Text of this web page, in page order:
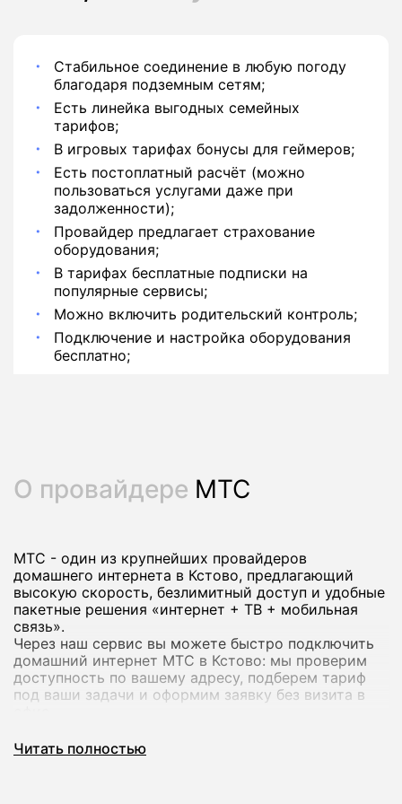
Стабильное соединение в любую погоду
благодаря подземным сетям;
Есть линейка выгодных семейных
тарифов;
В игровых тарифах бонусы для геймеров;
Есть постоплатный расчёт (можно
пользоваться услугами даже при
задолженности);
Провайдер предлагает страхование
оборудования;
В тарифах бесплатные подписки на
популярные сервисы;
Можно включить родительский контроль;
Подключение и настройка оборудования
бесплатно;
О провайдере МТС
МТС - один из крупнейших провайдеров
домашнего интернета в Кстово, предлагающий
высокую скорость, безлимитный доступ и удобные
пакетные решения «интернет + ТВ + мобильная
связь».
Через наш сервис вы можете быстро подключить
домашний интернет МТС в Кстово: мы проверим
доступность по вашему адресу, подберем тариф
под ваши задачи и оформим заявку без визита в
Читать полностью